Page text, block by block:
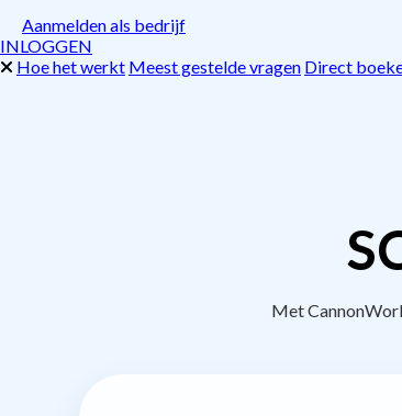
Aanmelden als bedrijf
INLOGGEN
Hoe het werkt Meest gestelde vragen Direct
Met